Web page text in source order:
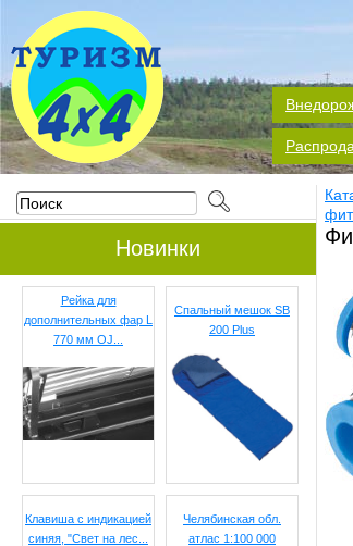
Новинки
Рейка для
дополнительных фар L
770 мм OJ...
Спальный мешок SB
200 Plus
Клавиша с индикацией
синяя, "Свет на лес...
Челябинская обл.
атлас 1:100 000